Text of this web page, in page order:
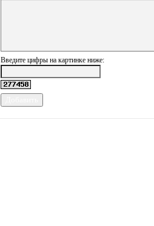
Введите цифры на картинке ниже: